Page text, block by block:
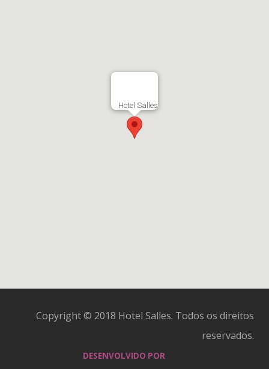
Hotel Salles
Copyright © 2018 Hotel Salles. Todos os direitos
reservados.
DESENVOLVIDO POR